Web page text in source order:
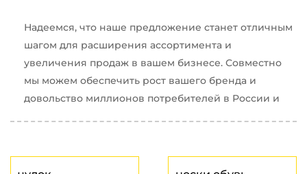
Надеемся, что наше предложение станет отличным
шагом для расширения ассортимента и
увеличения продаж в вашем бизнесе. Совместно
мы можем обеспечить рост вашего бренда и
довольство миллионов потребителей в России и